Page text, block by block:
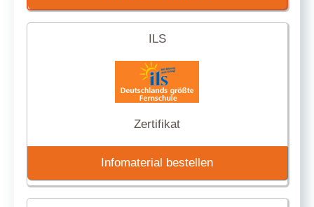
ILS
Zertifikat
Infomaterial bestellen